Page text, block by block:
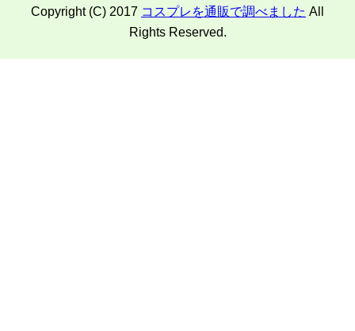
Copyright (C) 2017 コスプレを通販で調べました All
Rights Reserved.